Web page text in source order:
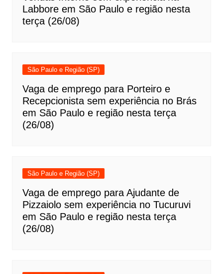
Labbore em São Paulo e região nesta
terça (26/08)
São Paulo e Região (SP)
Vaga de emprego para Porteiro e
Recepcionista sem experiência no Brás
em São Paulo e região nesta terça
(26/08)
São Paulo e Região (SP)
Vaga de emprego para Ajudante de
Pizzaiolo sem experiência no Tucuruvi
em São Paulo e região nesta terça
(26/08)